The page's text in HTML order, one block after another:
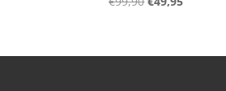
€99,90.€49,95.